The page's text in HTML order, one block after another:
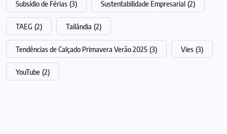
Subsídio de Férias (3) Sustentabilidade Empresarial (2)
TAEG (2) Tailândia (2)
Tendências de Calçado Primavera Verão 2025 (3) Vies (3)
YouTube (2)